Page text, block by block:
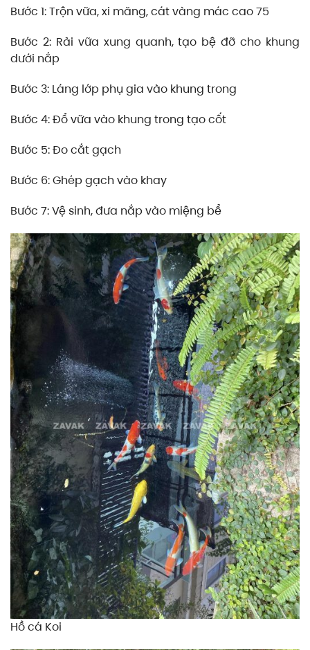
Bước 1: Trộn vữa, xi măng, cát vàng mác cao 75
Bước 2: Rải vữa xung quanh, tạo bệ đỡ cho khung
dưới nắp
Bước 3: Láng lớp phụ gia vào khung trong
Bước 4: Đổ vữa vào khung trong tạo cốt
Bước 5: Đo cắt gạch
Bước 6: Ghép gạch vào khay
Bước 7: Vệ sinh, đưa nắp vào miệng bể
Hồ cá Koi